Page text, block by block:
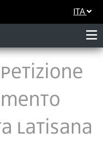
ITA
Latisana